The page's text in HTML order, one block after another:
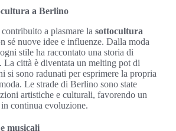
a Berlino
a plasmare la sottocultura
sé nuove idee e influenze. Dalla moda
stile ha raccontato una storia di
La città è diventata un melting pot di
si sono radunati per esprimere la propria
Le strade di Berlino sono state
artistiche e culturali, favorendo un
continua evoluzione.
musicali